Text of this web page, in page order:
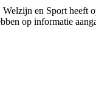
en Sport heeft
op informatie